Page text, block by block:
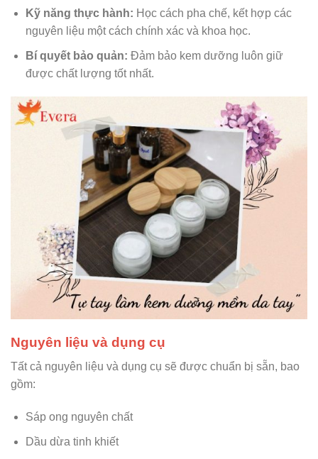
Kỹ năng thực hành: Học cách pha chế, kết hợp các
nguyên liệu một cách chính xác và khoa học.
Bí quyết bảo quản: Đảm bảo kem dưỡng luôn giữ
được chất lượng tốt nhất.
Nguyên liệu và dụng cụ
Tất cả nguyên liệu và dụng cụ sẽ được chuẩn bị sẵn, bao
gồm:
Sáp ong nguyên chất
Dầu dừa tinh khiết